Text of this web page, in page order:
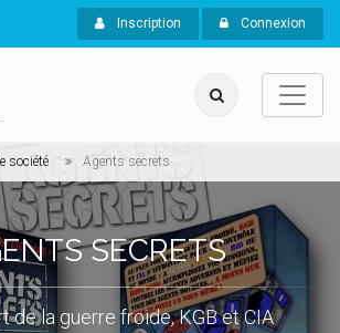
Inscription Connexion
société Agents secrets
SECRETS
de la guerre froide, KGB et CIA